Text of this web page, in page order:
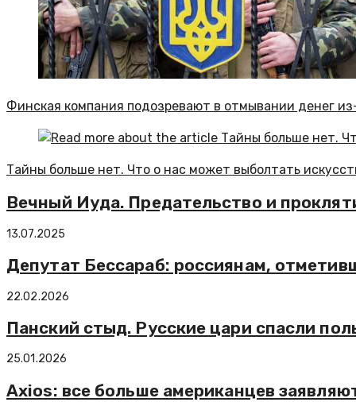
Финская компания подозревают в отмывании денег
Тайны больше нет. Что о нас может выболтать
Вечный Иуда. Предательство и
13.07.2025
Депутат Бессараб: россиянам,
22.02.2026
Панский стыд. Русские цари спасли
25.01.2026
Axios: все больше американцев